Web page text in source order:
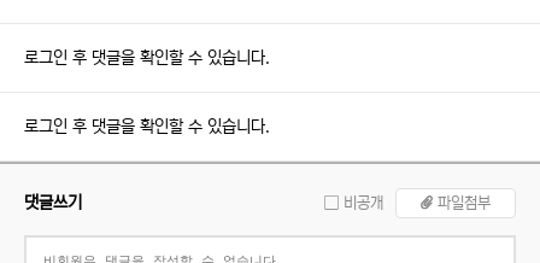
로그인 후 댓글을 확인할 수 있습니다.
로그인 후 댓글을 확인할 수 있습니다.
댓글쓰기 비공개 파일첨부